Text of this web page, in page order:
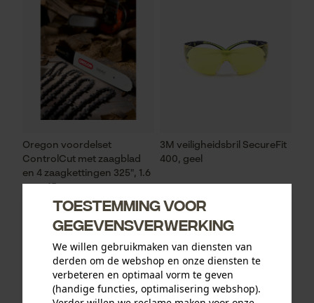
Oregon voordelset
ControlCut met zaagblad
en 4 zaagkettingen 325", 1.6
3M veiligheidsbril SecureFit
400, geel
Toestemming voor
gegevensverwerking
We willen gebruikmaken van diensten van
derden om de webshop en onze diensten te
verbeteren en optimaal vorm te geven
(handige functies, optimalisering webshop).